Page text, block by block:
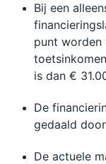
Bij een
punt worden
is dan €
De
gedaald
De actuele